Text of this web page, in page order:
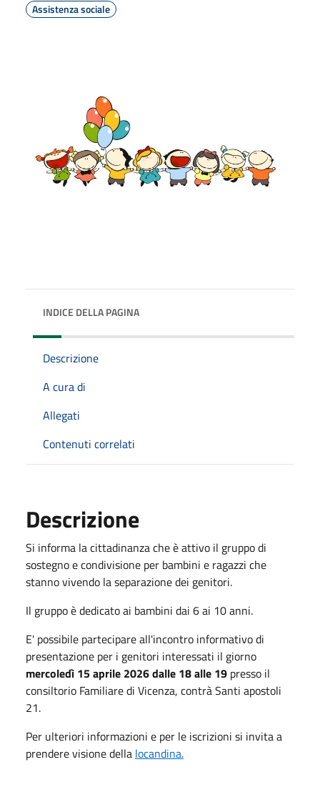
Assistenza sociale
INDICE DELLA PAGINA
Descrizione
A cura di
Allegati
Contenuti correlati
Descrizione
Si informa la cittadinanza che è attivo il gruppo di
sostegno e condivisione per bambini e ragazzi che
stanno vivendo la separazione dei genitori.
Il gruppo è dedicato ai bambini dai 6 ai 10 anni.
E' possibile partecipare all'incontro informativo di
presentazione per i genitori interessati il giorno
mercoledì 15 aprile 2026 dalle 18 alle 19 presso il
consiltorio Familiare di Vicenza, contrà Santi apostoli
21.
Per ulteriori informazioni e per le iscrizioni si invita a
prendere visione della locandina.